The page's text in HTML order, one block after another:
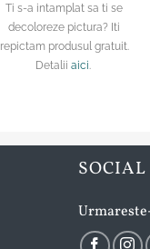
Ti s-a intamplat sa ti se
decoloreze pictura? Iti
repictam produsul gratuit.
Detalii aici.